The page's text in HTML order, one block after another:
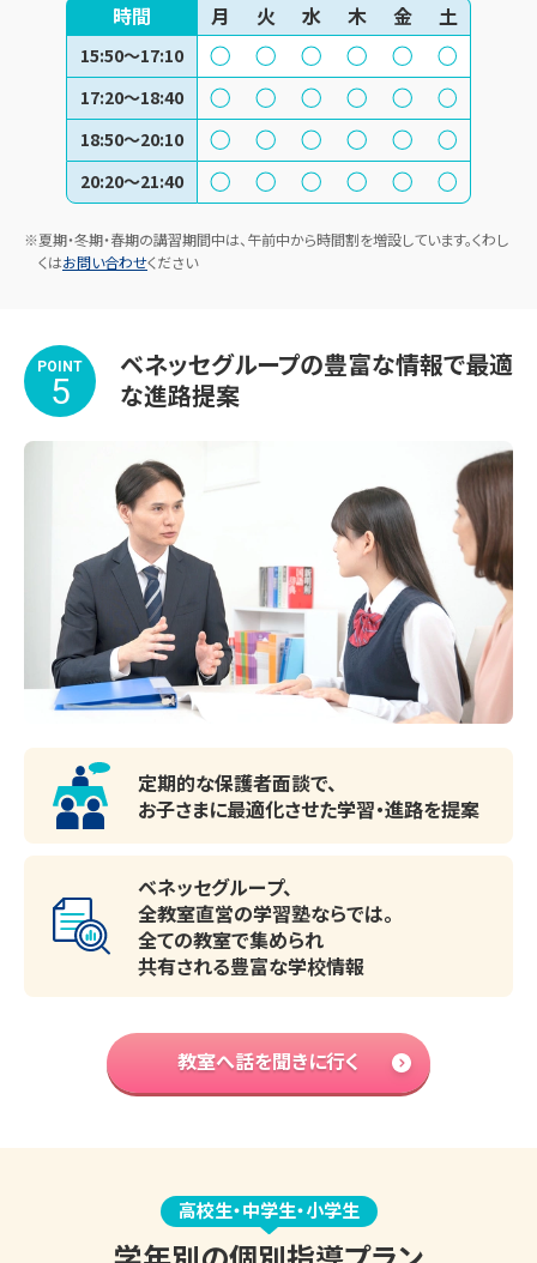
時間 月 火 水 木 金 土
15:50～17:10
17:20～18:40
18:50～20:10
20:20～21:40
※夏期・冬期・春期の講習期間中は、午前中から時間割を増設しています。くわし
くはお問い合わせください
POINT
5
ベネッセグループの豊富な情報で最適
な進路提案
定期的な保護者面談で、
お子さまに最適化させた学習・進路を提案
ベネッセグループ、
全教室直営の学習塾ならでは。
全ての教室で集められ
共有される豊富な学校情報
教室へ話を聞きに行く
高校生・中学生・小学生